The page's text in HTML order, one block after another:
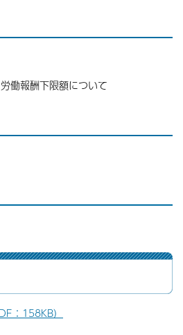
働報酬下限額について
：158KB）